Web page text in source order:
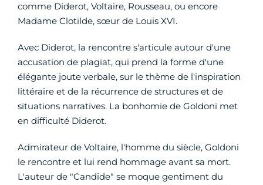
comme Diderot, Voltaire, Rousseau, ou encore
Madame Clotilde, sœur de Louis XVI.
Avec Diderot, la rencontre s'articule autour d'une
accusation de plagiat, qui prend la forme d'une
élégante joute verbale, sur le thème de l'inspiration
littéraire et de la récurrence de structures et de
situations narratives. La bonhomie de Goldoni met
en difficulté Diderot.
Admirateur de Voltaire, l'homme du siècle, Goldoni
le rencontre et lui rend hommage avant sa mort.
L'auteur de "Candide" se moque gentiment du